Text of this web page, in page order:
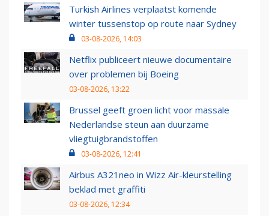
Turkish Airlines verplaatst komende
winter tussenstop op route naar Sydney
03-08-2026, 14:03
Netflix publiceert nieuwe documentaire
over problemen bij Boeing
03-08-2026, 13:22
Brussel geeft groen licht voor massale
Nederlandse steun aan duurzame
vliegtuigbrandstoffen
03-08-2026, 12:41
Airbus A321neo in Wizz Air-kleurstelling
beklad met graffiti
03-08-2026, 12:34